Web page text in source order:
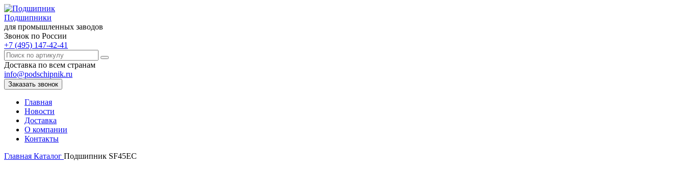
Подшипники
для промышленных заводов
Звонок по России
+7 (495) 147-42-41
Доставка по всем странам
info@podschipnik.ru
Заказать звонок
Главная
Новости
Доставка
О компании
Контакты
Главная Каталог Подшипник SF45EC